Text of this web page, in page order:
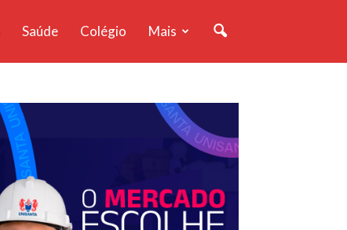
Saúde Colégio Mais